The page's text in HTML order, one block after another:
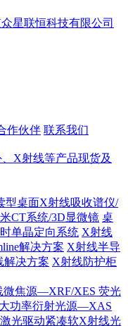
作伙伴 联系我们
X射线等产品现货及
型桌面X射线吸收谱仪/
CT系统/3D显微镜 桌
单晶定向系统 X射线
解决方案 X射线半导
解决方案 X射线防护柜
微焦源—XRF/XES 荧光
功率衍射光源—XAS
激光驱动紧凑软X射线光